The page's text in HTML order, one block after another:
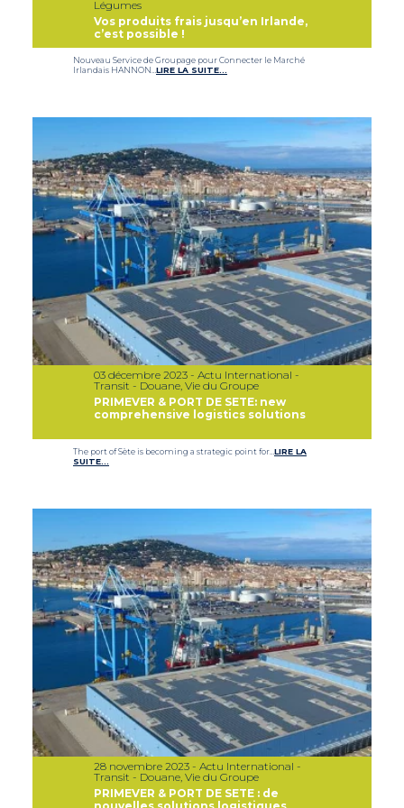
Légumes
Vos produits frais jusqu’en Irlande,
c’est possible !
Nouveau Service de Groupage pour Connecter le Marché
Irlandais HANNON…LIRE LA SUITE…
03 décembre 2023 - Actu International -
Transit - Douane, Vie du Groupe
PRIMEVER & PORT DE SETE: new
comprehensive logistics solutions
The port of Sète is becoming a strategic point for…LIRE LA
SUITE…
28 novembre 2023 - Actu International -
Transit - Douane, Vie du Groupe
PRIMEVER & PORT DE SETE : de